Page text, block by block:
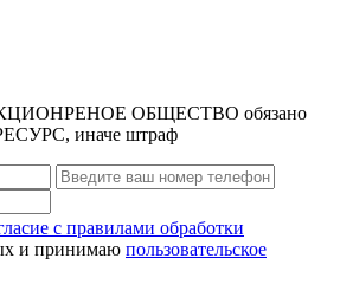
ОБЩЕСТВО обязано
иначе штраф
с правилами обработки
и принимаю пользовательское